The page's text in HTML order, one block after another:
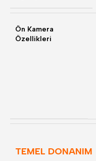
Ön Kamera
Özellikleri
TEMEL DONANIM